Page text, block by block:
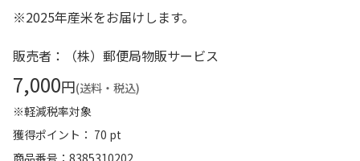
※2025年産米をお届けします。
販売者：（株）郵便局物販サービス
7,000円(送料・税込)
※軽減税率対象
獲得ポイント： 70 pt
商品番号
8385310202